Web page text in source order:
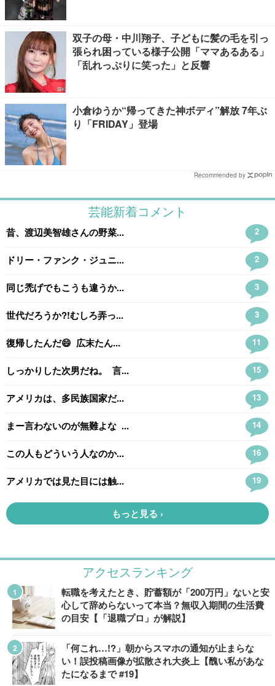
双子の母・中川翔子、子どもに髪の毛を引っ
張られ困っている様子公開「ママあるある」
「乱れっぷりに笑った」と反響
小倉ゆうか“帰ってきた神ボディ”解放 7年ぶ
り「FRIDAY」登場
Recommended by
アクセスランキング
転職を考えたとき、貯蓄額が「200万円」ないと安
心して辞めらないって本当？無収入期間の生活費
の目安【「退職プロ」が解説】
「何これ…!?」朝からスマホの通知が止まらな
い！誤投稿画像が拡散され大炎上【醜い私があな
たになるまで #19】